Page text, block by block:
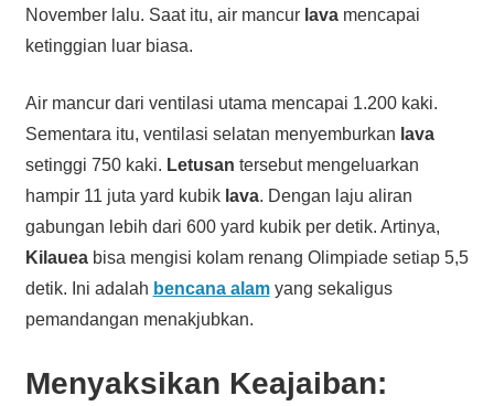
November lalu. Saat itu, air mancur lavamencapai
ketinggian luar biasa.
Air mancur dari ventilasi utama mencapai 1.200 kaki.
Sementara itu, ventilasi selatan menyemburkan lava
setinggi 750 kaki. Letusan tersebut mengeluarkan
hampir 11 juta yard kubik lava. Dengan laju aliran
gabungan lebih dari 600 yard kubik per detik. Artinya,
Kilaueabisa mengisi kolam renang Olimpiade setiap 5,5
detik. Ini adalah bencana alamyang sekaligus
pemandangan menakjubkan.
Menyaksikan Keajaiban: